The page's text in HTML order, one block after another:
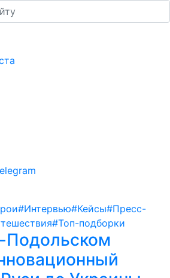
#Интервью#Кейсы#Пресс-
#Топ-подборки
Подольском